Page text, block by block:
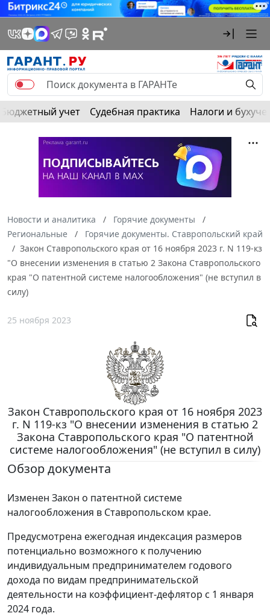
Бюджетный учет Судебная практика Налоги и
Новости и аналитика
Горячие документы
Региональные
Горячие документы. Ставропольский край
Закон Ставропольского края от 16 ноября 2023 г. N 119-кз
"О внесении изменения в статью 2 Закона Ставропольского
края "О патентной системе налогообложения" (не вступил в
силу)
25 ноября 2023
Закон Ставропольского края от 16 ноября 2023
г. N 119-кз "О внесении изменения в статью 2
Закона Ставропольского края "О патентной
системе налогообложения" (не вступил в силу)
Обзор документа
Изменен Закон о патентной системе
налогообложения в Ставропольском крае.
Предусмотрена ежегодная индексация размеров
потенциально возможного к получению
индивидуальным предпринимателем годового
дохода по видам предпринимательской
деятельности на коэффициент-дефлятор с 1 января
2024 года.